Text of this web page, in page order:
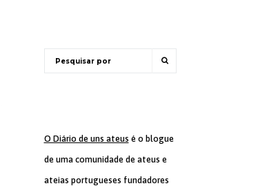
O Diário de uns ateus é o blogue
de uma comunidade de ateus e
ateias portugueses fundadores